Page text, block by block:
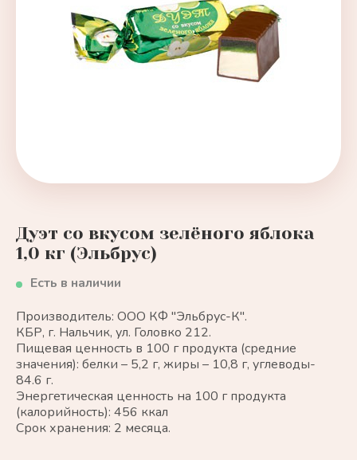
Дуэт со вкусом зелёного яблока
1,0 кг (Эльбрус)
Есть в наличии
Производитель: ООО КФ "Эльбрус-К".
КБР, г. Нальчик, ул. Головко 212.
Пищевая ценность в 100 г продукта (средние
значения): белки – 5,2 г, жиры – 10,8 г, углеводы-
84.6 г.
Энергетическая ценность на 100 г продукта
(калорийность): 456 ккал
Срок хранения: 2 месяца.